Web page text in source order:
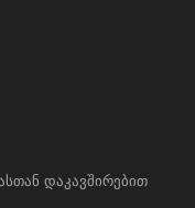
დაკავშირებით